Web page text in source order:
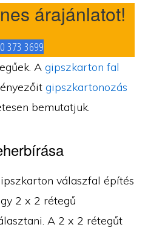
árajánlatot!
373 3699
Agipszkarton fal
gipszkartonozás
bemutatjuk.
válaszfal építés
2 x 2 rétegű
A 2 x 2 rétegűt